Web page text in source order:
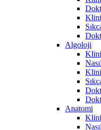
Algoloji
Anatomi